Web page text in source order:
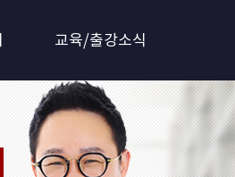
교육/출강소식